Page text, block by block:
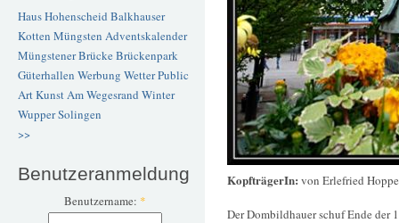
Haus Hohenscheid Balkhauser
Kotten Müngsten Adventskalender
Müngstener BrückeBrückenpark
Güterhallen Werbung WetterPublic
ArtKunstAm Wegesrand Winter
WupperSolingen
>>
Benutzeranmeldung
Benutzername: *
KopfträgerIn: von Erlefried Hoppe
Der Dombildhauer schuf Ende der